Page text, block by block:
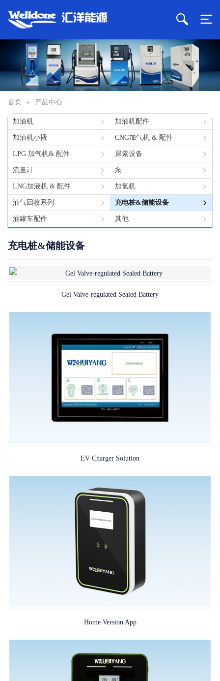
首页 » 产品中心
加油机 加油机配件
加油机小撬 CNG加气机 & 配件
LPG 加气机& 配件 尿素设备
流量计 泵
LNG加液机 & 配件 加氢机
油气回收系列 充电桩&储能设备
油罐车配件 其他
充电桩&储能设备
Gel Valve-regulated Sealed Battery
EV Charger Solution
Home Version App